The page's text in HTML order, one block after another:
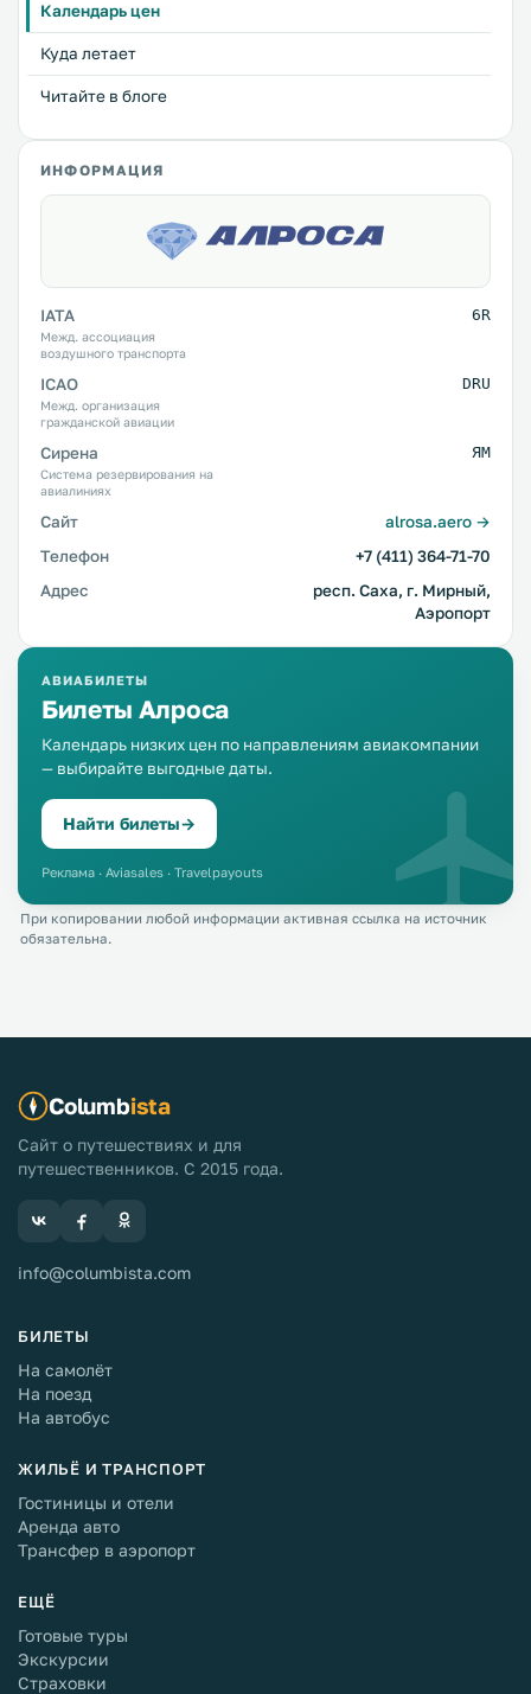
Календарь цен
Куда летает
Читайте в блоге
ИНФОРМАЦИЯ
IATA
Межд. ассоциация
воздушного транспорта
6R
ICAO
Межд. организация
гражданской авиации
DRU
Сирена
Система резервирования на
авиалиниях
ЯМ
Сайт
alrosa.aero →
Телефон
+7 (411) 364-71-70
Адрес
респ. Саха, г. Мирный,
Аэропорт
АВИАБИЛЕТЫ
Билеты Алроса
Календарь низких цен по направлениям авиакомпании
— выбирайте выгодные даты.
Найти билеты→
Реклама · Aviasales · Travelpayouts
При копировании любой информации активная ссылка на источник
обязательна.
Columbista
Сайт о путешествиях и для
путешественников. С 2015 года.
info@columbista.com
БИЛЕТЫ
На самолёт
На поезд
На автобус
ЖИЛЬЁ И ТРАНСПОРТ
Гостиницы и отели
Аренда авто
Трансфер в аэропорт
ЕЩЁ
Готовые туры
Экскурсии
Страховки